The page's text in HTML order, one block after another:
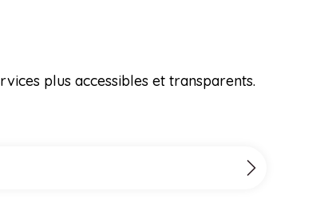
plus accessibles et transparents.